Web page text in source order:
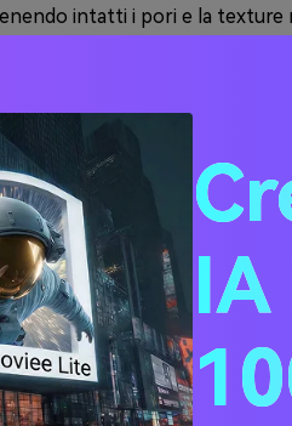
intatti i pori e la
ritratto mantenendo un
assicurando che il risultato
Rimuovi Le Rughe